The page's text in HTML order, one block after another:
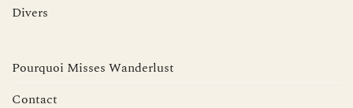
Divers
Pourquoi Misses Wanderlust
Contact